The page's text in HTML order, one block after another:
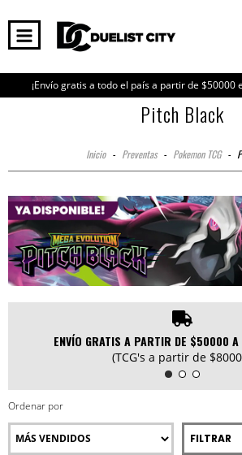
¡Envío gratis a todo el país a partir de $50000
Pitch Black
Inicio - Preventas - Pokemon TCG -
ENVÍO GRATIS A PARTIR DE $50000 A
(TCG's a partir de
Ordenar por
FILTRAR